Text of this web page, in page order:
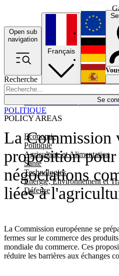
Open sub
navigation
Recherche
Se
POLICY AREAS
Economie
Politique
Agriculture et Alimentation
Santé
Technologies
Energie, Environnement et
Défense
Économie
Français
La Commission
proposition pour
négociations
liées à
La Commission européenne se
fermes sur le commerce des
mondiale du commerce. Ces
réduire les barrières aux échanges
POLITIQUE